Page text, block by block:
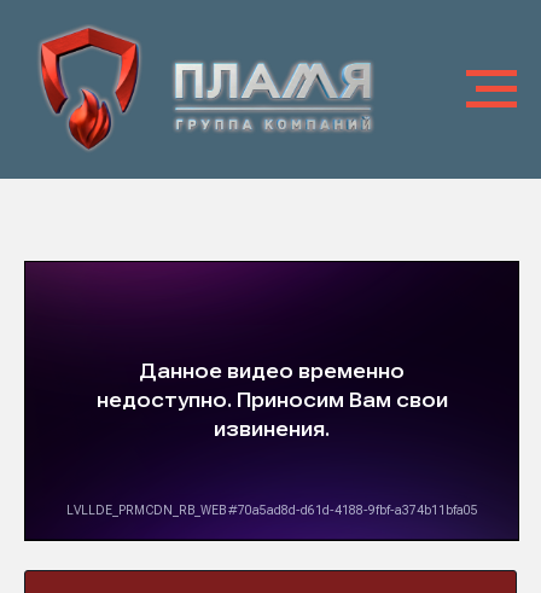
Модули объемного
порошкового пожаротушения
МППК "Лавина-Комби"